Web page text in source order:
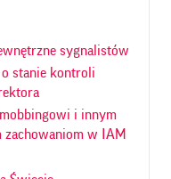
sygnalistów
stanie kontroli
i innym
zachowaniom w IAM